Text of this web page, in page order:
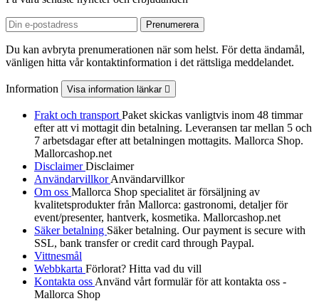
Du kan avbryta prenumerationen när som helst. För detta ändamål,
vänligen hitta vår kontaktinformation i det rättsliga meddelandet.
Information Visa information länkar 
Frakt och transport Paket skickas vanligtvis inom 48 timmar
efter att vi mottagit din betalning. Leveransen tar mellan 5 och
7 arbetsdagar efter att betalningen mottagits. Mallorca Shop.
Mallorcashop.net
DisclaimerDisclaimer
AnvändarvillkorAnvändarvillkor
Om oss Mallorca Shop specialitet är försäljning av
kvalitetsprodukter från Mallorca: gastronomi, detaljer för
event/presenter, hantverk, kosmetika. Mallorcashop.net
Säker betalning Säker betalning. Our payment is secure with
SSL, bank transfer or credit card through Paypal.
Vittnesmål
Webbkarta Förlorat? Hitta vad du vill
Kontakta oss Använd vårt formulär för att kontakta oss -
Mallorca Shop